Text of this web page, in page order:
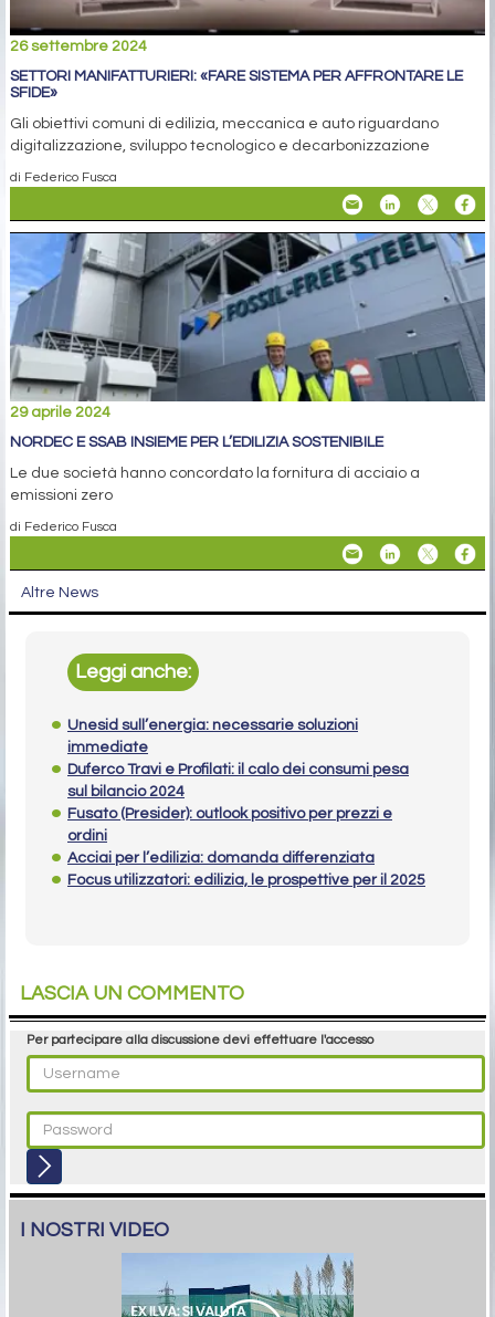
26 settembre 2024
SETTORI MANIFATTURIERI: «FARE SISTEMA PER AFFRONTARE LE
SFIDE»
Gli obiettivi comuni di edilizia, meccanica e auto riguardano
digitalizzazione, sviluppo tecnologico e decarbonizzazione
di Federico Fusca
29 aprile 2024
NORDEC E SSAB INSIEME PER L’EDILIZIA SOSTENIBILE
Le due società hanno concordato la fornitura di acciaio a
emissioni zero
di Federico Fusca
Altre News
Leggi anche:
Unesid sull’energia: necessarie soluzioni
immediate
Duferco Travi e Profilati: il calo dei consumi pesa
sul bilancio 2024
Fusato (Presider): outlook positivo per prezzi e
ordini
Acciai per l’edilizia: domanda differenziata
Focus utilizzatori: edilizia, le prospettive per il 2025
LASCIA UN COMMENTO
Per partecipare alla discussione devi effettuare l'accesso
I NOSTRI VIDEO